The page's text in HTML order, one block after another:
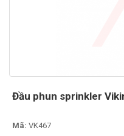
Đầu phun sprinkler
Mã: VK467